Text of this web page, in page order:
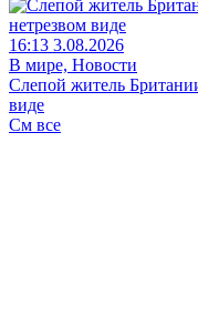
16:13 3.08.2026
В мире, Новости
Слепой житель
виде
См все